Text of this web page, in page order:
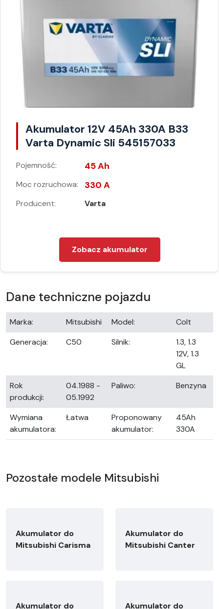
Akumulator 12V 45Ah 330A B33
Varta Dynamic Sli 545157033
Pojemność: 45 Ah
Moc rozruchowa: 330 A
Producent: Varta
Zobacz akumulator
Dane techniczne pojazdu
Marka: Mitsubishi Model:
Colt
Generacja:
C50 Silnik:
1.3, 1.3
12V, 1.3
GL
Rok
produkcji:
04.1988 -
05.1992
Paliwo: Benzyna
Wymiana
akumulatora:
Łatwa
Proponowany
akumulator:
45Ah
330A
Pozostałe modele Mitsubishi
Akumulator do
Mitsubishi Carisma
Akumulator do
Mitsubishi Canter
Akumulator do Akumulator do